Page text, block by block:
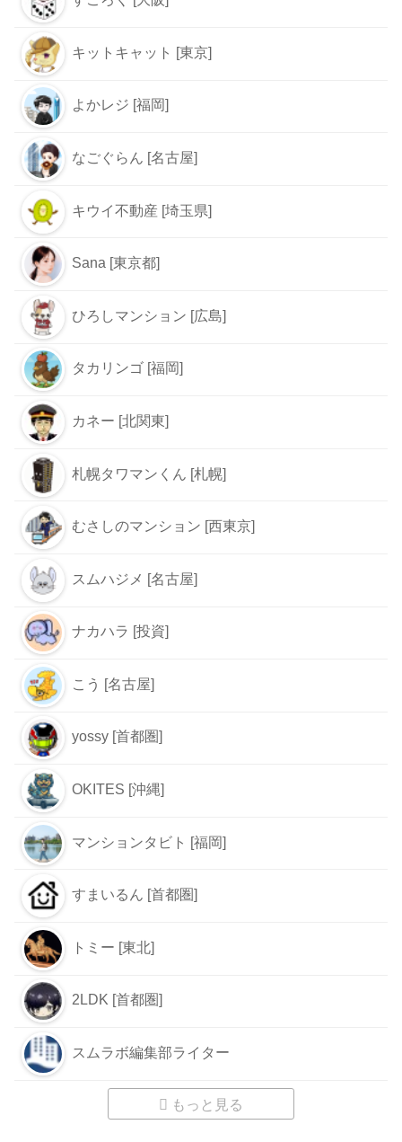
キットキャット [東京]
よかレジ [福岡]
なごぐらん [名古屋]
キウイ不動産 [埼玉県]
Sana [東京都]
ひろしマンション [広島]
タカリンゴ [福岡]
カネー [北関東]
札幌タワマンくん [札幌]
むさしのマンション [西東京]
スムハジメ [名古屋]
ナカハラ [投資]
こう [名古屋]
yossy [首都圏]
OKITES [沖縄]
マンションタビト [福岡]
すまいるん [首都圏]
トミー [東北]
2LDK [首都圏]
スムラボ編集部ライター
もっと見る